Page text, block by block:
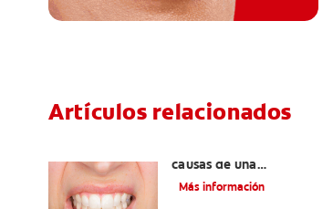
Artículos relacionados
causas de una
inflamación de encía
Más información